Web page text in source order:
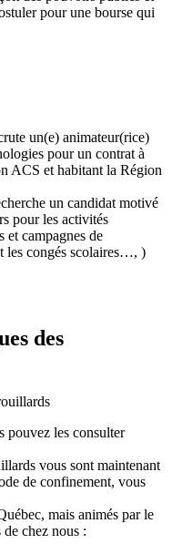
pour une bourse qui
un(e) animateur(rice)
pour un contrat à
ACS et habitant la Région
un candidat motivé
pour les activités
et campagnes de
les congés scolaires…, )
des
pouvez les consulter
vous sont maintenant
de confinement, vous
mais animés par le
chez nous :